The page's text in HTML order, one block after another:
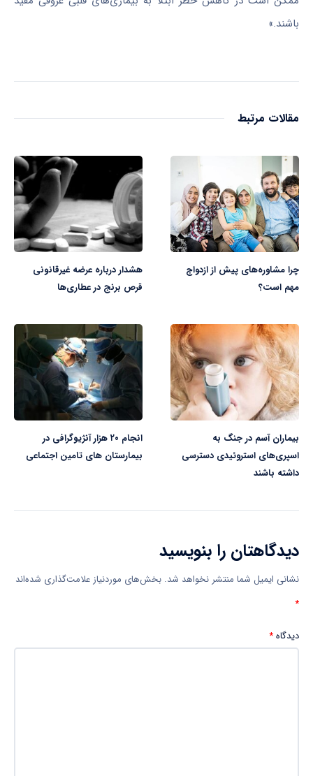
باشند.»
مقالات مرتبط
چرا مشاوره‌های پیش از ازدواج
مهم است؟
هشدار درباره عرضه غیرقانونی
قرص برنج در عطاری‌ها
بیماران آسم در جنگ به
اسپری‌های استروئیدی دسترسی
داشته باشند
انجام ۲۰ هزار آنژیوگرافی در
بیمارستان های تامین اجتماعی
دیدگاهتان را بنویسید
نشانی ایمیل شما منتشر نخواهد شد. بخش‌های موردنیاز علامت‌گذاری شده‌اند
*
دیدگاه*